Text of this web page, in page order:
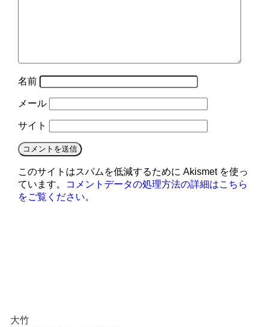
名前
メール
サイト
このサイトはスパムを低減するために Akismet を使っ
ています。 コメントデータの処理方法の詳細はこちら
をご覧ください。
大竹